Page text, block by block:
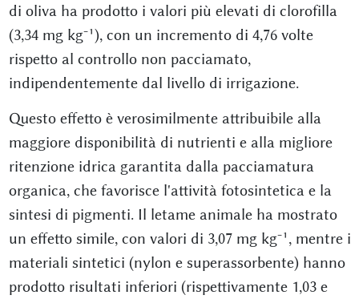
di oliva ha prodotto i valori più elevati di clorofilla
(3,34 mg kg⁻¹), con un incremento di 4,76 volte
rispetto al controllo non pacciamato,
indipendentemente dal livello di irrigazione.
Questo effetto è verosimilmente attribuibile alla
maggiore disponibilità di nutrienti e alla migliore
ritenzione idrica garantita dalla pacciamatura
organica, che favorisce l'attività fotosintetica e la
sintesi di pigmenti. Il letame animale ha mostrato
un effetto simile, con valori di 3,07 mg kg⁻¹, mentre i
materiali sintetici (nylon e superassorbente) hanno
prodotto risultati inferiori (rispettivamente 1,03 e